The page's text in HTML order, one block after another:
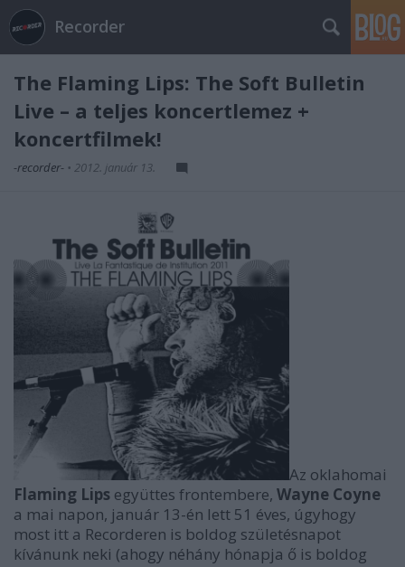
Recorder
The Flaming Lips: The Soft Bulletin
Live – a teljes koncertlemez +
koncertfilmek!
-recorder- • 2012. január 13.
Az oklahomai
Flaming Lips együttes frontembere, Wayne Coyne
a mai napon, január 13-én lett 51 éves, úgyhogy
most itt a Recorderen is boldog születésnapot
kívánunk neki (ahogy néhány hónapja ő is boldog